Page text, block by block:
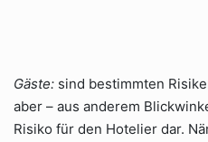
Gäste: sind bestimmten
aber – aus anderem
Risiko für den Hotelier dar.